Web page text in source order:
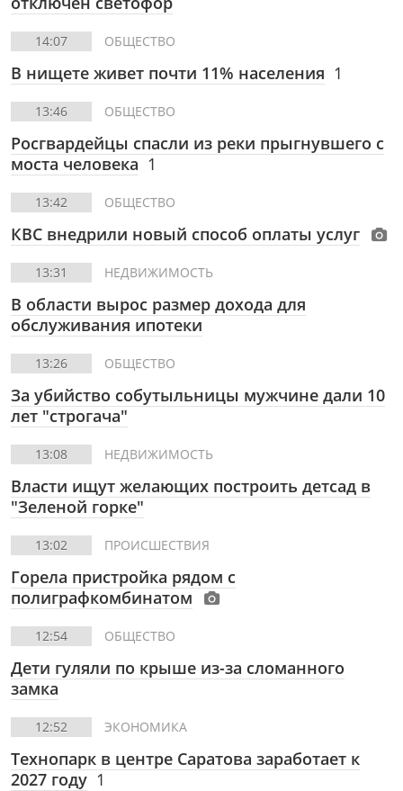
14:07 ОБЩЕСТВО
В нищете живет почти 11% населения 1
13:46 ОБЩЕСТВО
Росгвардейцы спасли из реки прыгнувшего с
моста человека 1
13:42 ОБЩЕСТВО
КВС внедрили новый способ оплаты услуг
13:31 НЕДВИЖИМОСТЬ
В области вырос размер дохода для
обслуживания ипотеки
13:26 ОБЩЕСТВО
За убийство собутыльницы мужчине дали 10
лет "строгача"
13:08 НЕДВИЖИМОСТЬ
Власти ищут желающих построить детсад в
"Зеленой горке"
13:02 ПРОИСШЕСТВИЯ
Горела пристройка рядом с
полиграфкомбинатом
12:54 ОБЩЕСТВО
Дети гуляли по крыше из-за сломанного
замка
12:52 ЭКОНОМИКА
Технопарк в центре Саратова заработает к
2027 году 1